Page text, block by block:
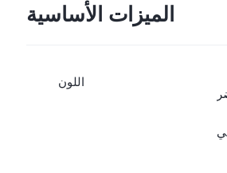
الميزات الأساسية
اللون